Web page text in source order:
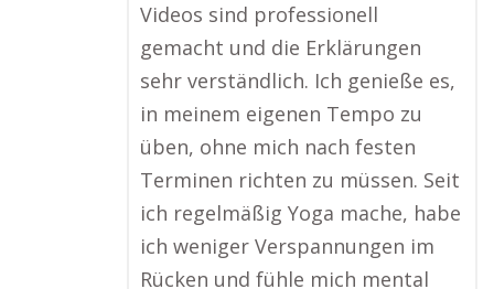
Videos sind professionell
gemacht und die Erklärungen
sehr verständlich. Ich genieße es,
in meinem eigenen Tempo zu
üben, ohne mich nach festen
Terminen richten zu müssen. Seit
ich regelmäßig Yoga mache, habe
ich weniger Verspannungen im
Rücken und fühle mich mental